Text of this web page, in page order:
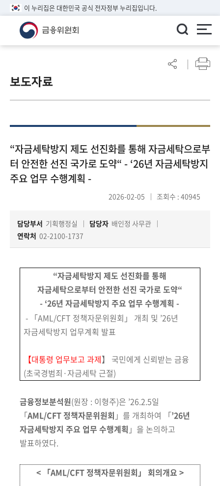
이 누리집은 대한민국 공식 전자정부 누리집입니다.
린
이알
참
여
마
당
보도자료
“자금세탁방지 제도 선진화를 통해 자금세탁으로부
터 안전한 선진 국가로 도약“ - ‘26년 자금세탁방지
주요 업무 수행계획 -
2026-02-05 조회수 : 40945
담당부서 기획행정실 담당자 배인정 사무관
연락처 02-2100-1737
“자금세탁방지 제도 선진화를 통해
자금세탁으로부터 안전한 선진 국가로 도약“
- ‘26년 자금세탁방지 주요 업무 수행계획 -
- 「AML/CFT 정책자문위원회」 개최 및 ’26년
자금세탁방지 업무계획 발표
【대통령 업무보고 과제】 국민에게 신뢰받는 금융
(초국경범죄·자금세탁 근절)
금융정보분석원(원장 : 이형주)은 ’26.2.5일
「AML/CFT 정책자문위원회 」를 개최하여 「’26년
자금세탁방지 주요 업무 수행계획 」을 논의하고
발표하였다.
< 「AML/CFT 정책자문위원회」 회의개요 >